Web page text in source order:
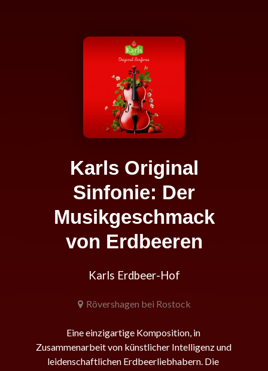
Karls Original
Sinfonie: Der
Musikgeschmack
von Erdbeeren
Karls Erdbeer-Hof
Rövershagen bei Rostock
Eine einzigartige Komposition, in
Zusammenarbeit von künstlicher Intelligenz und
leidenschaftlichen Erdbeerliebhabern. Die